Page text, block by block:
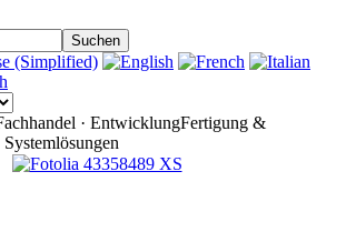
Suchen
· EntwicklungFertigung &